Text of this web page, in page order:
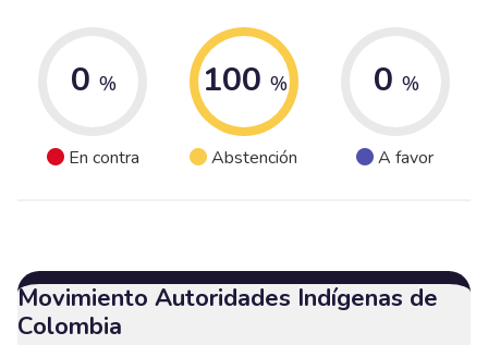
0 %
En contra
100 %
Abstención
0 %
A favor
Movimiento Autoridades Indígenas de
Colombia